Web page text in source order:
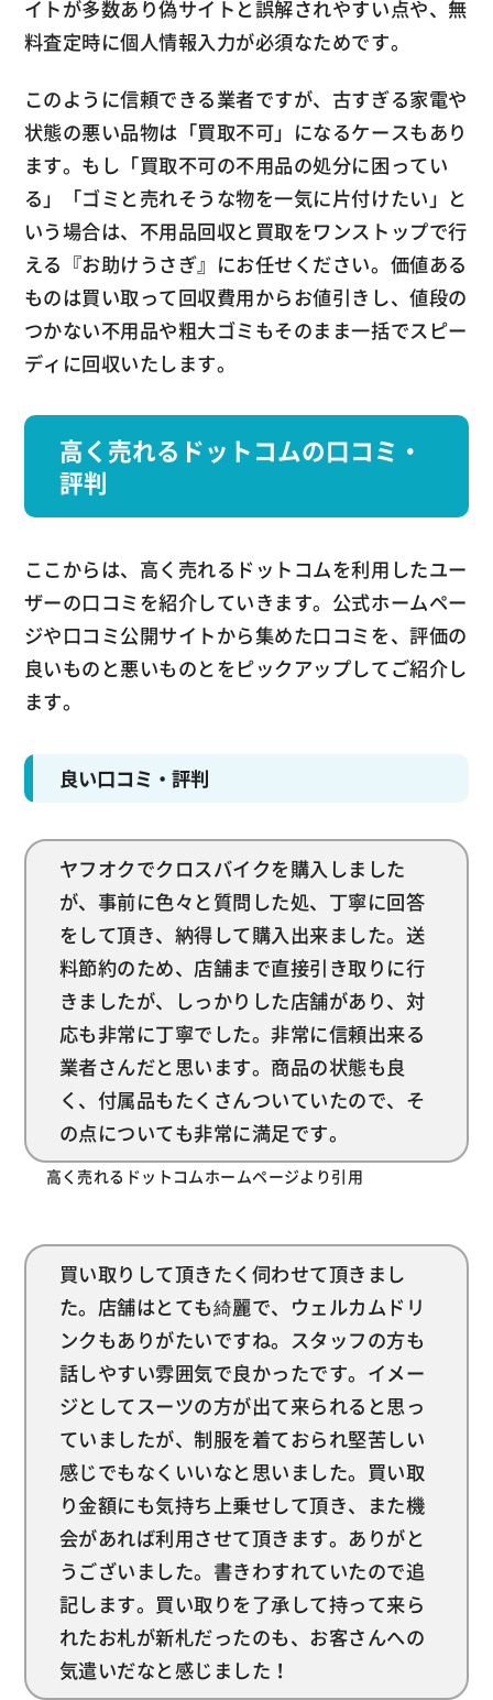
イトが多数あり偽サイトと誤解されやすい点や、無
料査定時に個人情報入力が必須なためです。
このように信頼できる業者ですが、古すぎる家電や
状態の悪い品物は「買取不可」になるケースもあり
ます。もし「買取不可の不用品の処分に困ってい
る」「ゴミと売れそうな物を一気に片付けたい」と
いう場合は、不用品回収と買取をワンストップで行
える『お助けうさぎ』にお任せください。価値ある
ものは買い取って回収費用からお値引きし、値段の
つかない不用品や粗大ゴミもそのまま一括でスピー
ディに回収いたします。
高く売れるドットコムの口コミ・
評判
ここからは、高く売れるドットコムを利用したユー
ザーの口コミを紹介していきます。公式ホームペー
ジや口コミ公開サイトから集めた口コミを、評価の
良いものと悪いものとをピックアップしてご紹介し
ます。
良い口コミ・評判
ヤフオクでクロスバイクを購入しました
が、事前に色々と質問した処、丁寧に回答
をして頂き、納得して購入出来ました。送
料節約のため、店舗まで直接引き取りに行
きましたが、しっかりした店舗があり、対
応も非常に丁寧でした。非常に信頼出来る
業者さんだと思います。商品の状態も良
く、付属品もたくさんついていたので、そ
の点についても非常に満足です。
高く売れるドットコムホームページより引用
買い取りして頂きたく伺わせて頂きまし
た。店舗はとても綺麗で、ウェルカムドリ
ンクもありがたいですね。スタッフの方も
話しやすい雰囲気で良かったです。イメー
ジとしてスーツの方が出て来られると思っ
ていましたが、制服を着ておられ堅苦しい
感じでもなくいいなと思いました。買い取
り金額にも気持ち上乗せして頂き、また機
会があれば利用させて頂きます。ありがと
うございました。書きわすれていたので追
記します。買い取りを了承して持って来ら
れたお札が新札だったのも、お客さんへの
気遣いだなと感じました！